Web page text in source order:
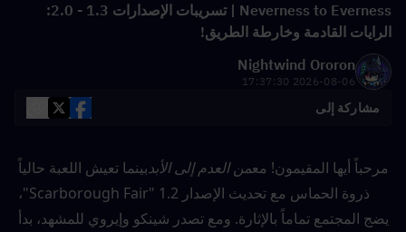
Neverness to Everness | تسريبات الإصدارات 1.3 - 2.0:
الرايات القادمة وخارطة الطريق!
Nightwind Ororon
2026-08-06 17:37:30
مشاركة إلى
مرحباً أيها المقيمون! معمن العدم إلى الأبد